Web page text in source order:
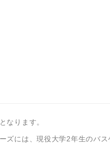
なります。
ズには、現役大学2年生のバ